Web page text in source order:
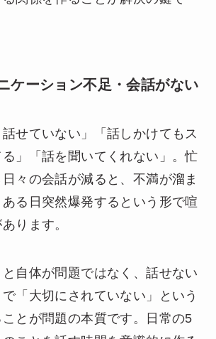
ケーション不足・会話がない
話せていない」「話しかけてもス
」「話を聞いてくれない」。忙
々の会話が減ると、不満が溜ま
る日突然爆発するという形で喧
ります。
自体が問題ではなく、話せない
「大切にされていない」という
とが問題の本質です。日常の5